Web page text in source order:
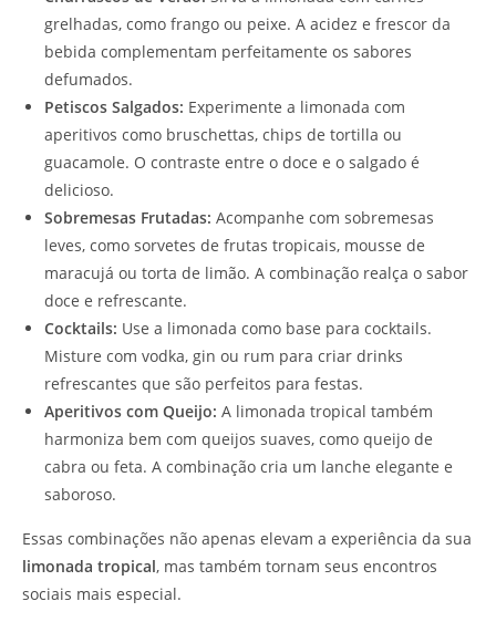
grelhadas, como frango ou peixe. A acidez e frescor da
bebida complementam perfeitamente os sabores
defumados.
Petiscos Salgados: Experimente a limonada com
aperitivos como bruschettas, chips de tortilla ou
guacamole. O contraste entre o doce e o salgado é
delicioso.
Sobremesas Frutadas: Acompanhe com sobremesas
leves, como sorvetes de frutas tropicais, mousse de
maracujá ou torta de limão. A combinação realça o sabor
doce e refrescante.
Cocktails: Use a limonada como base para cocktails.
Misture com vodka, gin ou rum para criar drinks
refrescantes que são perfeitos para festas.
Aperitivos com Queijo: A limonada tropical também
harmoniza bem com queijos suaves, como queijo de
cabra ou feta. A combinação cria um lanche elegante e
saboroso.
Essas combinações não apenas elevam a experiência da sua
limonada tropical, mas também tornam seus encontros
sociais mais especial.